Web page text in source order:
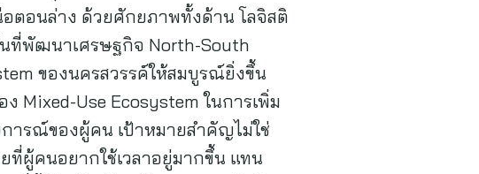
ตอนล่าง ด้วยศักยภาพทั้งด้าน โลจิสติ
ที่พัฒนาเศรษฐกิจ North-South
ของนครสวรรค์ให้สมบูรณ์ยิ่งขึ้น
Mixed-Use Ecosystem ในการเพิ่ม
ารณ์ของผู้คน เป้าหมายสำคัญไม่ใช่
ที่ผู้คนอยากใช้เวลาอยู่มากขึ้น แทน